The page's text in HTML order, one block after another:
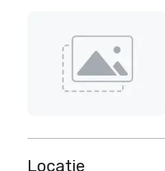
Locatie